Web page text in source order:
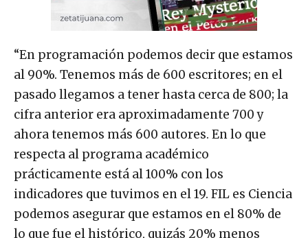
“En programación podemos decir que estamos
al 90%. Tenemos más de 600 escritores; en el
pasado llegamos a tener hasta cerca de 800; la
cifra anterior era aproximadamente 700 y
ahora tenemos más 600 autores. En lo que
respecta al programa académico
prácticamente está al 100% con los
indicadores que tuvimos en el 19. FIL es Ciencia
podemos asegurar que estamos en el 80% de
lo que fue el histórico, quizás 20% menos